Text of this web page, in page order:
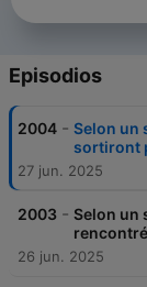
Episodios
2004 - Selon un
sortiront
27 jun. 2025
2003 - Selon un
26 jun. 2025